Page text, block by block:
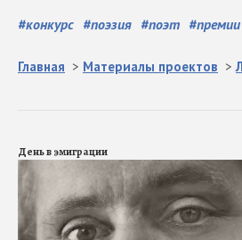
#конкурс #поэзия #поэт #премии
Главная > Материалы проектов >
День в эмиграции